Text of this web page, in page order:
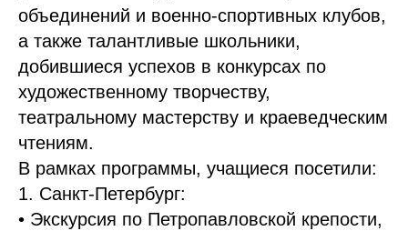
объединений и военно-спортивных клубов,
а также талантливые школьники,
добившиеся успехов в конкурсах по
художественному творчеству,
театральному мастерству и краеведческим
чтениям.
В рамках программы, учащиеся посетили:
1. Санкт-Петербург:
• Экскурсия по Петропавловской крепости,